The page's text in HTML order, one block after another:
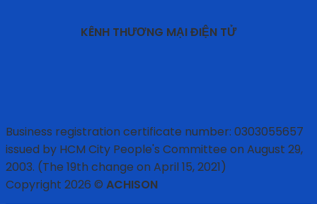
KÊNH THƯƠNG MẠI ĐIỆN TỬ
Business registration certificate number: 0303055657
issued by HCM City People's Committee on August 29,
2003. (The 19th change on April 15, 2021)
Copyright 2026 © ACHISON